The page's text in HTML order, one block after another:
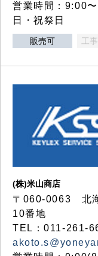
営業時間：9:00
日・祝祭日
販売可 工
(株)米山商店
〒060-0063 北
10番地
TEL：011-261-